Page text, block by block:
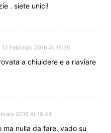
. siete unici!
12 Febbraio 2016 At 16:35
a chiuidere e a riaviare
2016 At 16:44
ma nulla da fare. vado su